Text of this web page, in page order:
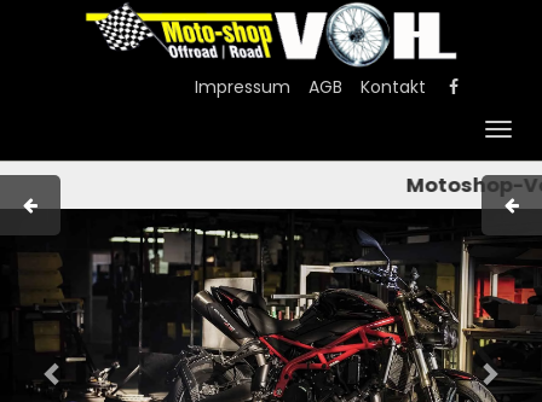
Impressum AGB
Kontakt
Motoshop-
Previous